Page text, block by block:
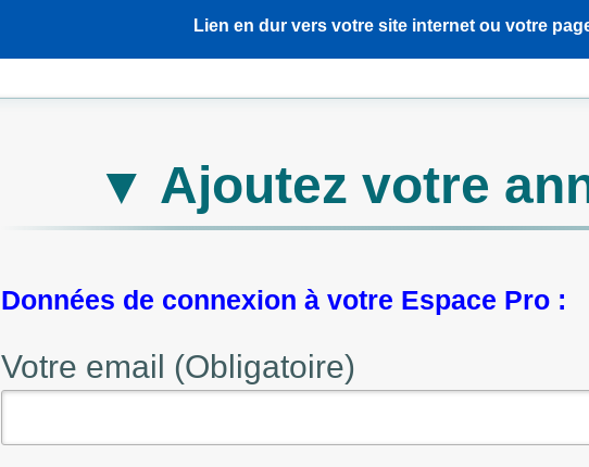
Lien en dur vers votre site internet ou votre
▼ Ajoutez votre
Données de connexion à votre Espace Pro :
Votre email (Obligatoire)